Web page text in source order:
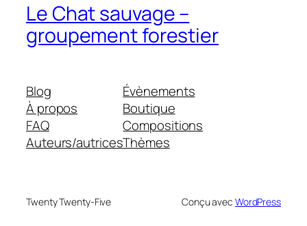
Le Chat sauvage –
groupement forestier
Blog
À propos
FAQ
Auteurs/autrices
Évènements
Boutique
Compositions
Thèmes
Twenty Twenty-Five Conçu avec WordPress